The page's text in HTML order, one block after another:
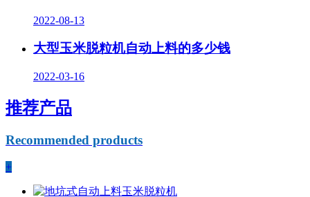
2022-08-13
大型玉米脱粒机自动上料的多少钱
2022-03-16
推荐产品
Recommended products
+